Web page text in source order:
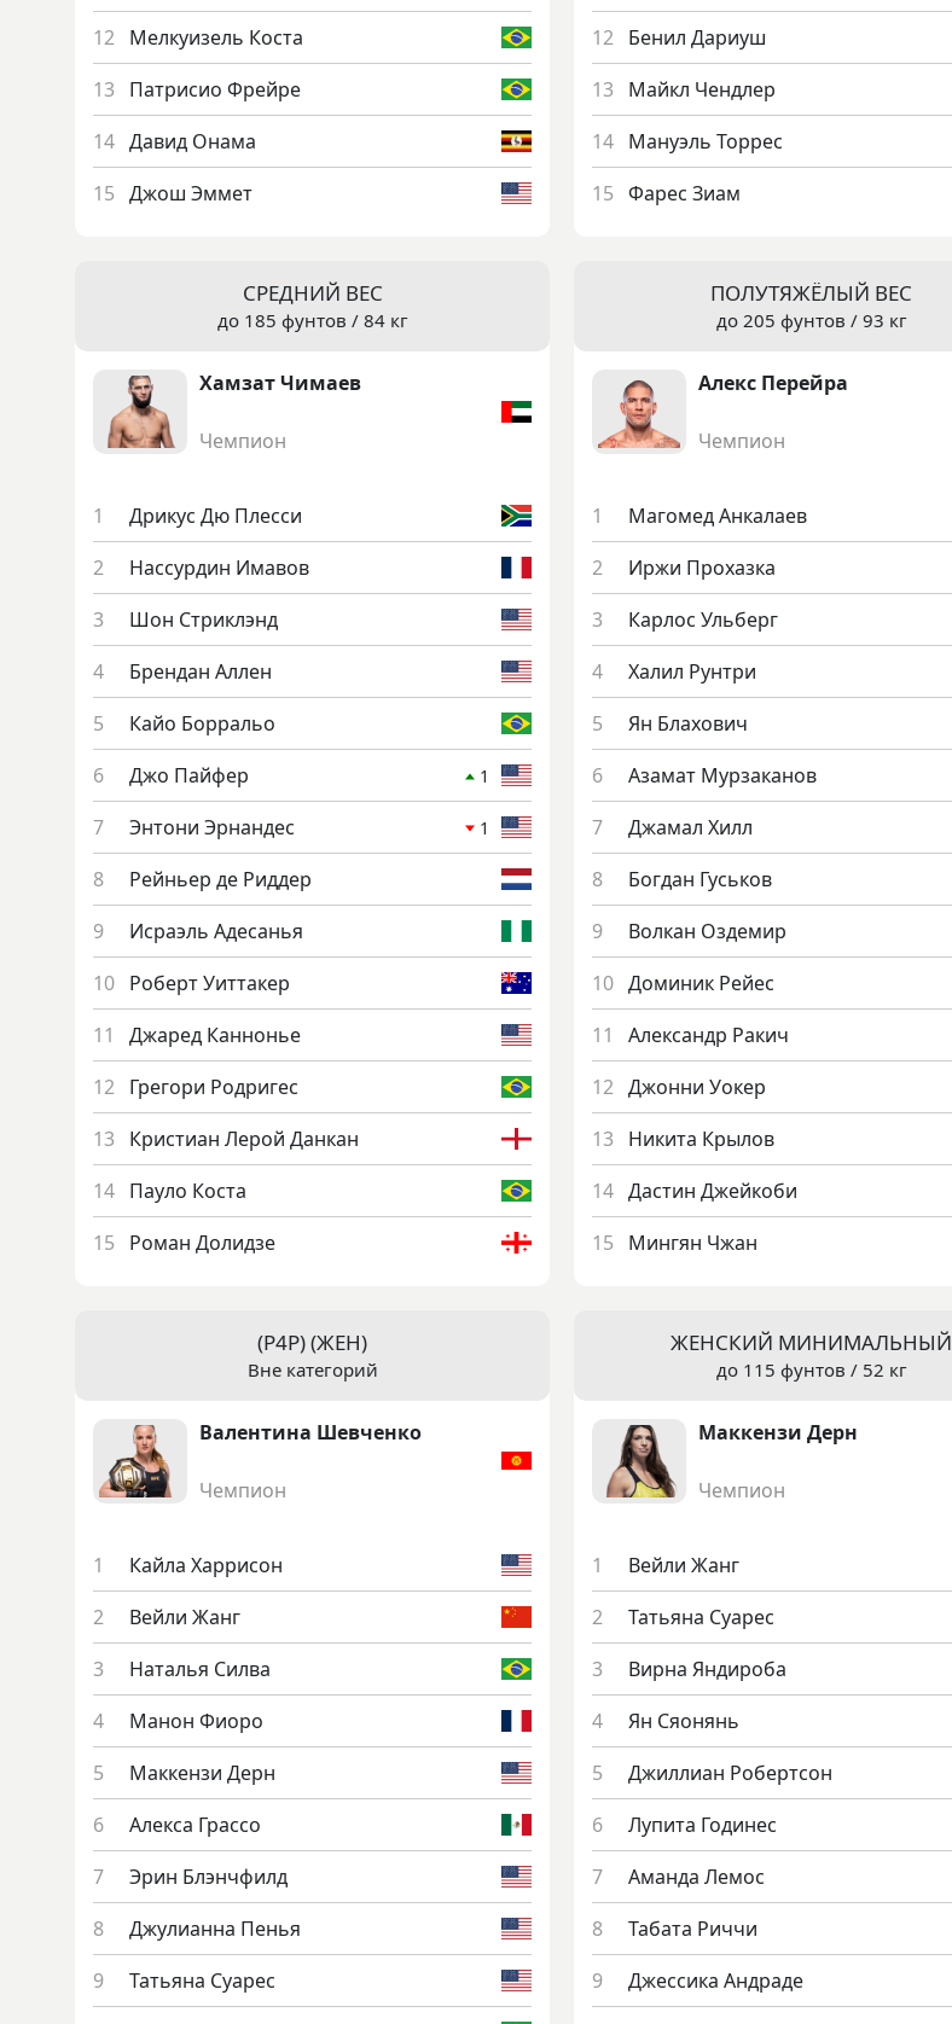
Мел­ку­изель Кос­та
Пат­ри­сио Фрей­ре
Да­вид Она­ма
Джош Эм­мет
Бе­нил Да­ри­уш
Май­кл Ченд­лер
Ма­ну­эль Тор­рес
Фа­рес Зи­ам
СРЕДНИЙ ВЕС
до 185 фунтов / 84 кг
Хам­зат Чи­ма­ев
Чемпион
Дри­кус Дю Плес­си
Нас­сурдин Има­вов
Шон Стрик­лэнд
Брен­дан Ал­лен
Кайо Бор­ральо
Джо Пай­фер
1
Эн­то­ни Эр­нандес 1
Рей­ньер де Рид­дер
Ис­ра­эль Аде­санья
Ро­берт Уит­та­кер
Джа­ред Кан­нонье
Гре­гори Род­ри­гес
Крис­ти­ан Ле­рой Дан­кан
Па­уло Кос­та
Ро­ман До­лид­зе
ПОЛУТЯЖЁЛЫЙ ВЕС
до 205 фунтов / 93 кг
Алекс Пе­рей­ра
Чемпион
Ма­гомед Ан­ка­ла­ев
Ир­жи Про­хаз­ка
Кар­лос Уль­берг
Ха­лил Рунт­ри
Ян Бла­хович
Аза­мат Мур­за­канов
Джа­мал Хилл
Бог­дан Гусь­ков
Вол­кан Оз­де­мир
До­миник Рей­ес
Алек­сандр Ра­кич
Джон­ни Уокер
Ни­кита Кры­лов
Дас­тин Джей­ко­би
Мин­гян Чжан
(P4P) (ЖЕН)
Вне категорий
Ва­лен­ти­на Шев­ченко
Чемпион
Кай­ла Хар­ри­сон
Вей­ли Жанг
На­талья Сил­ва
Ма­нон Фи­оро
Мак­кензи Дерн
Алек­са Грас­со
Эрин Блэнч­филд
Джу­ли­ан­на Пенья
Тать­яна Су­арес
ЖЕНСКИЙ МИНИМАЛЬНЫЙ
до 115 фунтов / 52 кг
Мак­кензи Дерн
Чемпион
Вей­ли Жанг
Тать­яна Су­арес
Вир­на Ян­ди­роба
Ян Ся­онянь
Джил­ли­ан Ро­берт­сон
Лу­пита Го­динес
Аман­да Ле­мос
Та­бата Рич­чи
Джес­си­ка Анд­ра­де